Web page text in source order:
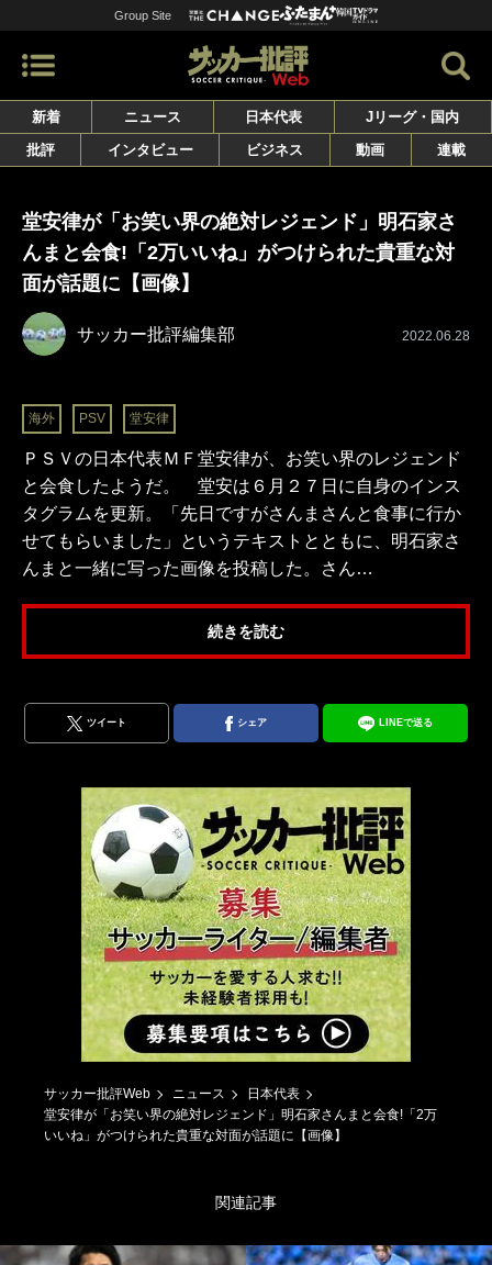
Group Site
新着 ニュース 日本代表
Jリーグ・国内
批評
インタビュー ビジネス 動画 連載
堂安律が「お笑い界の絶対レジェンド」明石家さ
んまと会食!「2万いいね」がつけられた貴重な対
面が話題に【画像】
サッカー批評編集部 2022.06.28
海外 PSV 堂安律
ＰＳＶの日本代表ＭＦ堂安律が、お笑い界のレジェンド
と会食したようだ。 堂安は６月２７日に自身のインス
タグラムを更新。「先日ですがさんまさんと食事に行か
せてもらいました」というテキストとともに、明石家さ
んまと一緒に写った画像を投稿した。さん…
続きを読む
ツイート シェア LINEで送る
サッカー批評Web ニュース
日本代表
堂安律が「お笑い界の絶対レジェンド」明石家さんまと会食!「2万
いいね」がつけられた貴重な対面が話題に【画像】
関連記事